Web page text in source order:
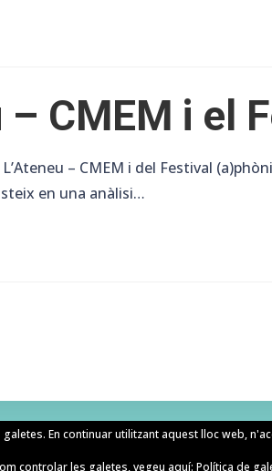
– CMEM i el
– CMEM i del Festival
en una anàlisi…
En continuar utilitzant aquest lloc web,
controlar les galetes, vegeu aquí: Política de